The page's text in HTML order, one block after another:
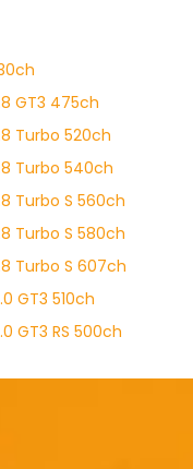
GT3 475ch
Turbo 520ch
Turbo 540ch
Turbo S 560ch
Turbo S 580ch
Turbo S 607ch
GT3 510ch
GT3 RS 500ch